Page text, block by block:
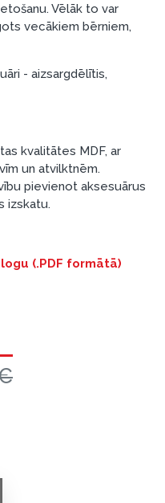
tikai tā persona,
līgumā.
noteikumiem.
Pirms aizņemties,
Vēlāk to var
vecākiem bērniem,
- aizsargdēlītis,
kvalitātes MDF, ar
un atvilktnēm.
pievienot aksesuārus
izskatu.
(.PDF formātā)